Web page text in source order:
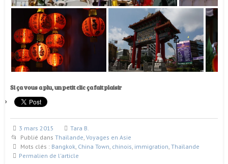
Si ça vous a plu, un petit clic ça fait plaisir
3 mars 2015
Tara B.
Publié dans Thaïlande, Voyages en Asie
Mots clés : Bangkok, China Town, chinois, immigration, Thaïlande
Permalien de l'article